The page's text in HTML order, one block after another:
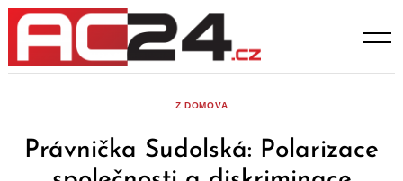
Skip
content
Z DOMOVA
Právnička Sudolská: Polarizace